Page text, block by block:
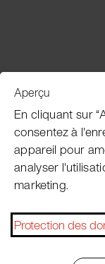
Service clientèle
Subscribe
Would you like
Aperçu
En cliquant sur
consentez à
appareil pour
analyser
marketing.
Protection des